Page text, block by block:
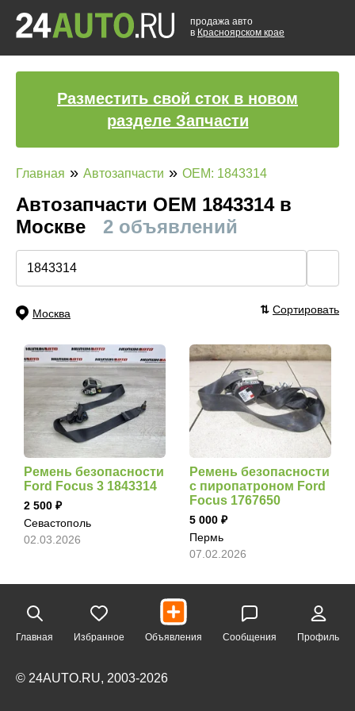
продажа авто
в Красноярском крае
Разместить свой сток в новом
разделе Запчасти
Главная » Автозапчасти » OEM: 1843314
Автозапчасти ОЕМ 1843314 в
Москве
2 объявлений
Москва ⇅ Сортировать
Ремень безопасности
Ford Focus 3 1843314
2 500
Севастополь
02.03.2026
Ремень безопасности
с пиропатроном Ford
Focus 1767650
5 000
Пермь
07.02.2026
Главная Избранное Объявления Сообщения Профиль
© 24AUTO.RU, 2003-2026